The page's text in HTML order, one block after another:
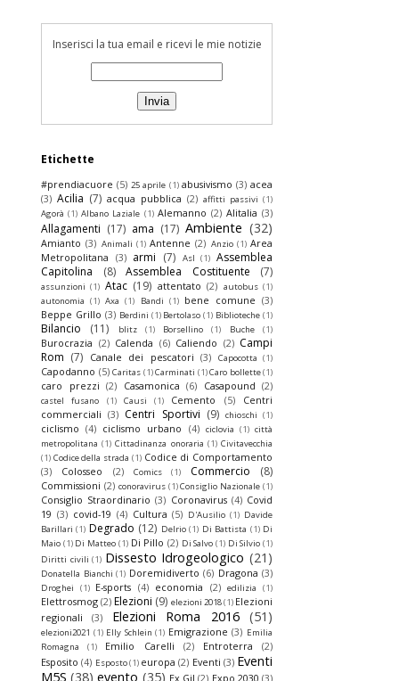
Inserisci la tua email e ricevi le mie notizie
Etichette
#prendiacuore (5) 25 aprile (1) abusivismo (3) acea
(3) Acilia (7) acqua pubblica (2) affitti passivi (1)
Agorà (1) Albano Laziale (1) Alemanno (2) Alitalia (3)
Allagamenti (17) ama (17) Ambiente (32)
Amianto (3) Animali (1) Antenne (2) Anzio (1) Area
Metropolitana (3) armi (7) Asl (1) Assemblea
Capitolina
(8) Assemblea Costituente (7)
assunzioni (1) Atac (19) attentato (2) autobus (1)
autonomia (1) Axa (1) Bandi (1) bene comune (3)
Beppe Grillo (3) Berdini (1) Bertolaso (1) Biblioteche (1)
Bilancio (11) blitz (1) Borsellino (1) Buche (1)
Burocrazia (2) Calenda (6) Caliendo (2) Campi
Rom (7) Canale dei pescatori (3) Capocotta (1)
Capodanno (5) Caritas (1)Carminati (1)Caro bollette(1)
caro prezzi (2) Casamonica (6) Casapound (2)
castel fusano (1) Causi (1) Cemento (5)
Centri
commerciali (3) Centri Sportivi (9) chioschi (1)
ciclismo (4) ciclismo urbano (4) ciclovia (1) città
metropolitana (1) Cittadinanza onoraria (1) Civitavecchia
(1) Codice della strada (1) Codice di Comportamento
(3)
Colosseo (2) Comics (1) Commercio (8)
Commissioni (2) conoravirus (1) Consiglio Nazionale (1)
Consiglio Straordinario (3) Coronavirus (4) Covid
19 (3) covid-19 (4) Cultura (5) D'Ausilio (1) Davide
Barillari (1) Degrado (12) Delrio (1) Di Battista (1) Di
Maio (1) Di Matteo (1) Di Pillo (2) Di Salvo (1) Di Silvio (1)
Diritti civili (1) Dissesto Idrogeologico (21)
Donatella Bianchi (1) Doremidiverto (6) Dragona (3)
Droghei (1) E-sports (4) economia (2) edilizia (1)
Elettrosmog (2) Elezioni (9) elezioni 2018(1) Elezioni
regionali
(3) Elezioni Roma 2016 (51)
elezioni2021 (1) Elly Schlein (1) Emigrazione (3) Emilia
Romagna
(1) Emilio Carelli (2) Entroterra
(2)
Esposito (4) Esposto(1) europa (2) Eventi (3) Eventi
M5S (38) evento (35) Ex Gil (2) Expo 2030 (3)